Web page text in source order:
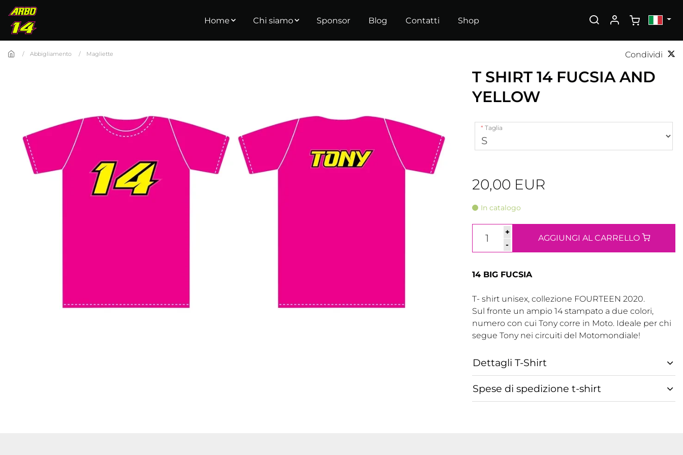
Skip to main content
Home
Chi siamo Sponsor Blog Contatti Shop
Condividi
Abbigliamento Magliette
T SHIRT 14 FUCSIA AND
YELLOW
Taglia
20,00 EUR
In catalogo
+
-
AGGIUNGI AL CARRELLO
14 BIG FUCSIA
T- shirt unisex, collezione FOURTEEN 2020.
Sul fronte un ampio 14 stampato a due colori,
numero con cui Tony corre in Moto. Ideale per chi
segue Tony nei circuiti del Motomondiale!
Dettagli T-Shirt
Spese di spedizione t-shirt